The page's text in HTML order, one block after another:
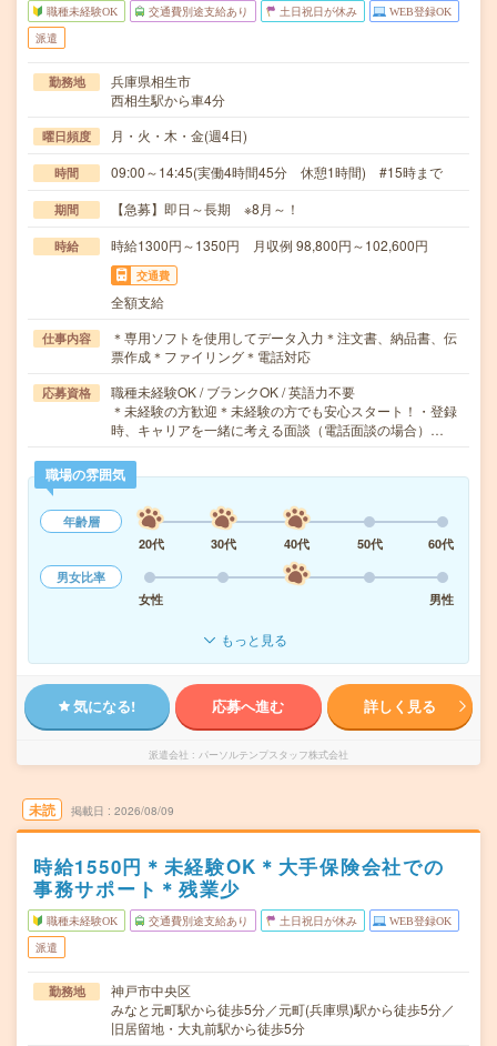
職種未経験OK 交通費別途支給あり 土日祝日が休み WEB登録OK
派遣
勤務地
兵庫県相生市
西相生駅から車4分
曜日頻度 月・火・木・金(週4日)
時間 09:00～14:45(実働4時間45分 休憩1時間) #15時まで
期間 【急募】即日～長期 ※8月～！
時給 時給1300円～1350円 月収例 98,800円～102,600円
交通費
全額支給
仕事内容
＊専用ソフトを使用してデータ入力＊注文書、納品書、伝
票作成＊ファイリング＊電話対応
応募資格
職種未経験OK / ブランクOK / 英語力不要
＊未経験の方歓迎＊未経験の方でも安心スタート！・登録
時、キャリアを一緒に考える面談（電話面談の場合）…
職場の雰囲気
年齢層
20代
30代 40代 50代
60代
男女比率
女性
男性
もっと見る
気になる! 応募へ進む 詳しく見る
派遣会社 パーソルテンプスタッフ株式会社
未読 掲載日 2026/08/09
時給1550円＊未経験OK＊大手保険会社での
事務サポート＊残業少
職種未経験OK 交通費別途支給あり 土日祝日が休み WEB登録OK
派遣
勤務地
神戸市中央区
みなと元町駅から徒歩5分／元町(兵庫県)駅から徒歩5分／
旧居留地・大丸前駅から徒歩5分